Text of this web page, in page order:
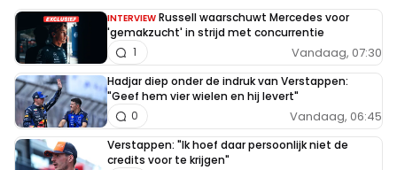
INTERVIEW Russell waarschuwt Mercedes voor
'gemakzucht' in strijd met concurrentie
Vandaag, 07:30
1
Hadjar diep onder de indruk van Verstappen:
"Geef hem vier wielen en hij levert"
Vandaag, 06:45
0
Verstappen: "Ik hoef daar persoonlijk niet de
credits voor te krijgen"